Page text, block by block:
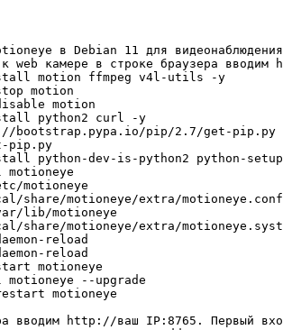
в Debian 11 для
к web камере в строке браузера
motion ffmpeg v4l-utils -y
motion
motion
python2 curl -y
bootstrap.pypa.io/pip/2.7/get-pip.py
pip.py
python-dev-is-python2 python-
motioneye
share/motioneye/extra/
lib/motioneye
share/motioneye/extra/
reload
reload
motioneye
--upgrade
motioneye
вводим http://ваш IP:8765. Первый